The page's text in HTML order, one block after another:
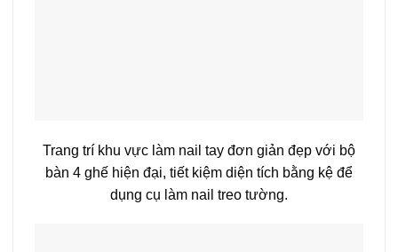
Trang trí khu vực làm nail tay đơn giản đẹp với bộ
bàn 4 ghế hiện đại, tiết kiệm diện tích bằng kệ để
dụng cụ làm nail treo tường.